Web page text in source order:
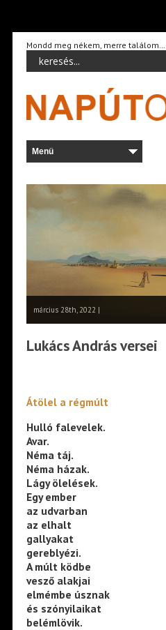
Mondd meg nékem, merre találom…
március 28th, 2022 |
Lukács András versei
Átölel a régmúlt
Hulló falevelek.
Avar.
Néma táj.
Néma házak.
Lágy ölelések.
Egy ember
az udvarban
az elhalt
gallyakat
gereblyézi.
A múlt ködbe
vesző alakjai
elmémbe úsznak
és szónyilaikat
belémlövik.